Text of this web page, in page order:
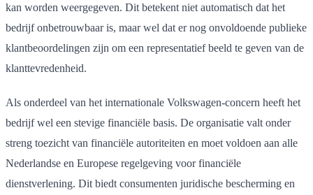
kan worden weergegeven. Dit betekent niet automatisch dat het
bedrijf onbetrouwbaar is, maar wel dat er nog onvoldoende publieke
klantbeoordelingen zijn om een representatief beeld te geven van de
klanttevredenheid.
Als onderdeel van het internationale Volkswagen-concern heeft het
bedrijf wel een stevige financiële basis. De organisatie valt onder
streng toezicht van financiële autoriteiten en moet voldoen aan alle
Nederlandse en Europese regelgeving voor financiële
dienstverlening. Dit biedt consumenten juridische bescherming en